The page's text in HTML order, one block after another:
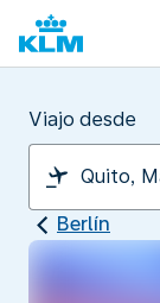
Viajo desde
Berlín